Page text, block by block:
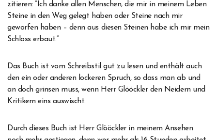
zitieren: “Ich danke allen Menschen, die mir in meinem Leben
Steine in den Weg gelegt haben oder Steine nach mir
geworfen haben – denn aus diesen Steinen habe ich mir mein
Schloss erbaut.”
Das Buch ist vom Schreibstil gut zu lesen und enthält auch
den ein oder anderen lockeren Spruch, so dass man ab und
an doch grinsen muss, wenn Herr Glööckler den Neidern und
Kritikern eins auswischt.
Durch dieses Buch ist Herr Glööckler in meinem Ansehen